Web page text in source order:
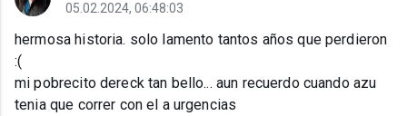
05.02.2024, 06:48:03
hermosa historia. solo lamento tantos años que perdieron
:(
mi pobrecito dereck tan bello... aun recuerdo cuando azu
tenia que correr con el a urgencias